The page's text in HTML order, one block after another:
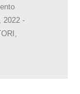
, 2022 -
,